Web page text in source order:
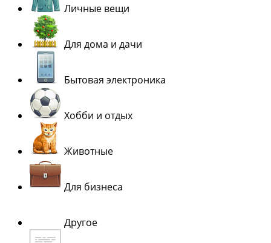
Личные вещи
Для дома и дачи
Бытовая электроника
Хобби и отдых
Животные
Для бизнеса
Другое